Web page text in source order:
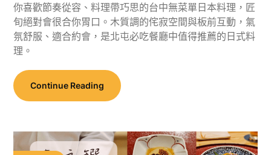
你喜歡節奏從容、料理帶巧思的台中無菜單日本料理，匠
旬絕對會很合你胃口。木質調的侘寂空間與板前互動，氣
氛舒服、適合約會，是北屯必吃餐廳中值得推薦的日式料
理。
Continue Reading